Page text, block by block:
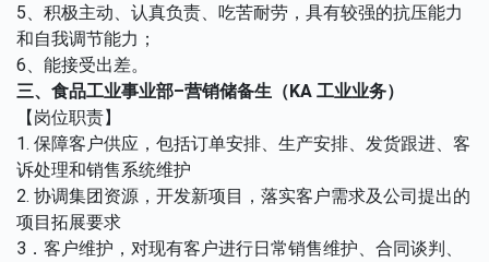
5、积极主动、认真负责、吃苦耐劳，具有较强的抗压能力
和自我调节能力；
6、能接受出差。
三、食品工业事业部–营销储备生（KA 工业业务）
【岗位职责】
1. 保障客户供应，包括订单安排、生产安排、发货跟进、客
诉处理和销售系统维护
2. 协调集团资源，开发新项目，落实客户需求及公司提出的
项目拓展要求
3．客户维护，对现有客户进行日常销售维护、合同谈判、